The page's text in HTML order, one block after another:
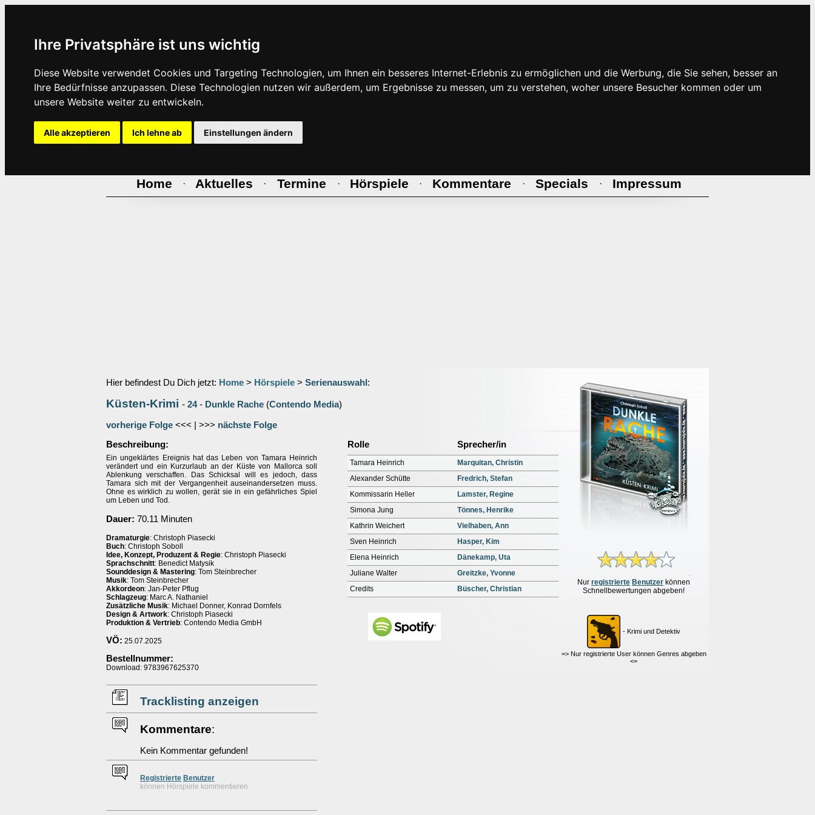
Ihre Privatsphäre ist uns wichtig
Diese Website verwendet Cookies und Targeting Technologien, um Ihnen ein besseres Internet-Erlebnis zu ermöglichen und die Werbung, die Sie sehen, besser an
Ihre Bedürfnisse anzupassen. Diese Technologien nutzen wir außerdem, um Ergebnisse zu messen, um zu verstehen, woher unsere Besucher kommen oder um
unsere Website weiter zu entwickeln.
Alle akzeptieren Ich lehne ab Einstellungen ändern
Home · Aktuelles · Termine · Hörspiele · Kommentare · Specials · Impressum
Hier befindest Du Dich jetzt: Home > Hörspiele > Serienauswahl :
Küsten-Krimi - 24- Dunkle Rache (Contendo Media)
vorherige Folge <<< | >>> nächste Folge
Nur registrierte Benutzer können
Schnellbewertungen abgeben!
- Krimi und Detektiv
=> Nur registrierte User können Genres abgeben
<=
Beschreibung:
Ein ungeklärtes Ereignis hat das Leben von Tamara Heinrich
verändert und ein Kurzurlaub an der Küste von Mallorca soll
Ablenkung verschaffen. Das Schicksal will es jedoch, dass
Tamara sich mit der Vergangenheit auseinandersetzen muss.
Ohne es wirklich zu wollen, gerät sie in ein gefährliches Spiel
um Leben und Tod.
Dauer: 70.11 Minuten
Dramaturgie: Christoph Piasecki
Buch: Christoph Soboll
Idee, Konzept, Produzent & Regie: Christoph Piasecki
Sprachschnitt: Benedict Matysik
Sounddesign & Mastering: Tom Steinbrecher
Musik: Tom Steinbrecher
Akkordeon: Jan-Peter Pflug
Schlagzeug: Marc A. Nathaniel
Zusätzliche Musik: Michael Donner, Konrad Dornfels
Design & Artwork: Christoph Piasecki
Produktion & Vertrieb: Contendo Media GmbH
VÖ: 25.07.2025
Bestellnummer:
Download: 9783967625370
Tracklisting anzeigen
Kommentare:
Kein Kommentar gefunden!
Registrierte Benutzer
können Hörspiele kommentieren
Rolle Sprecher/in
Tamara Heinrich
Marquitan, Christin
Alexander Schütte
Fredrich, Stefan
Kommissarin Heller
Lamster, Regine
Simona Jung
Tönnes, Henrike
Kathrin Weichert
Vielhaben, Ann
Sven Heinrich
Hasper, Kim
Elena Heinrich
Dänekamp, Uta
Juliane Walter
Greitzke, Yvonne
Credits
Büscher, Christian